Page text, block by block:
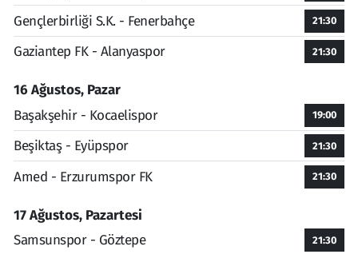
Gençlerbirliği S.K. - Fenerbahçe 21:30
Gaziantep FK - Alanyaspor 21:30
16 Ağustos, Pazar
Başakşehir - Kocaelispor
19:00
Beşiktaş - Eyüpspor 21:30
Amed - Erzurumspor FK 21:30
17 Ağustos, Pazartesi
Samsunspor - Göztepe
21:30